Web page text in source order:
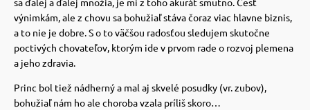
výnimkám, ale z chovu sa bohužiaľ stáva čoraz viac hlavne biznis,
a to nie je dobre. S o to väčšou radosťou sledujem skutočne
poctivých chovateľov, ktorým ide v prvom rade o rozvoj plemena
a jeho zdravia.
Princ bol tiež nádherný a mal aj skvelé posudky (vr. zubov),
bohužiaľ nám ho ale choroba vzala príliš skoro…